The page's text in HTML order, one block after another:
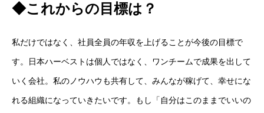
◆これからの目標は？
私だけではなく、社員全員の年収を上げることが今後の目標で
す。日本ハーベストは個人ではなく、ワンチームで成果を出して
いく会社。私のノウハウも共有して、みんなが稼げて、幸せにな
れる組織になっていきたいです。もし「自分はこのままでいいの